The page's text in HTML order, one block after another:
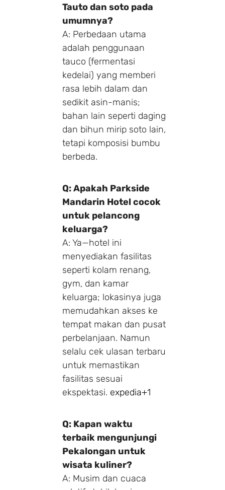
Tauto dan soto pada
umumnya?
A: Perbedaan utama
adalah penggunaan
tauco (fermentasi
kedelai) yang memberi
rasa lebih dalam dan
sedikit asin-manis;
bahan lain seperti daging
dan bihun mirip soto lain,
tetapi komposisi bumbu
berbeda.
Q: Apakah Parkside
Mandarin Hotel cocok
untuk pelancong
keluarga?
A: Ya—hotel ini
menyediakan fasilitas
seperti kolam renang,
gym, dan kamar
keluarga; lokasinya juga
memudahkan akses ke
tempat makan dan pusat
perbelanjaan. Namun
selalu cek ulasan terbaru
untuk memastikan
fasilitas sesuai
ekspektasi. expedia+1
Q: Kapan waktu
terbaik mengunjungi
Pekalongan untuk
wisata kuliner?
A: Musim dan cuaca